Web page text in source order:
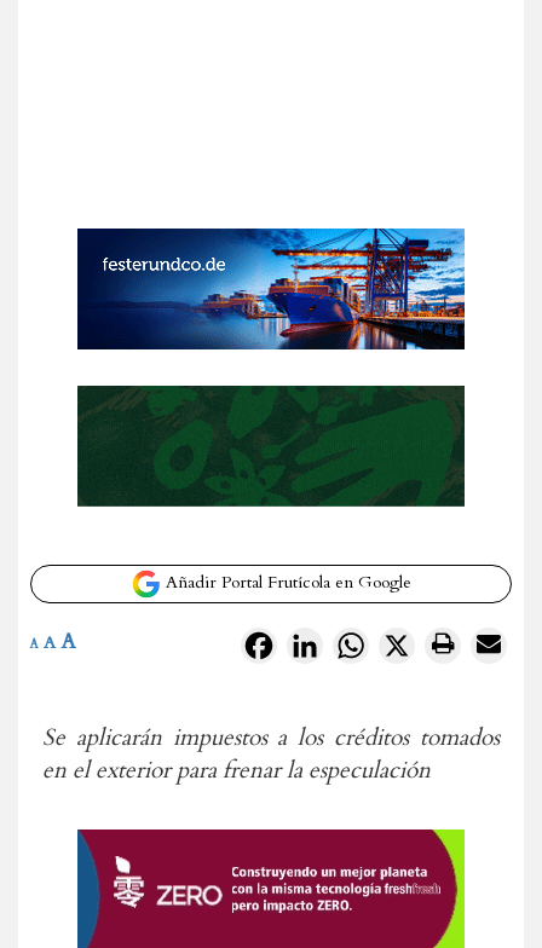
Añadir Portal Frutícola en Google
FacebookLinkedInWhatsApp
X
A A A
Se aplicarán impuestos a los créditos tomados
en el exterior para frenar la especulación